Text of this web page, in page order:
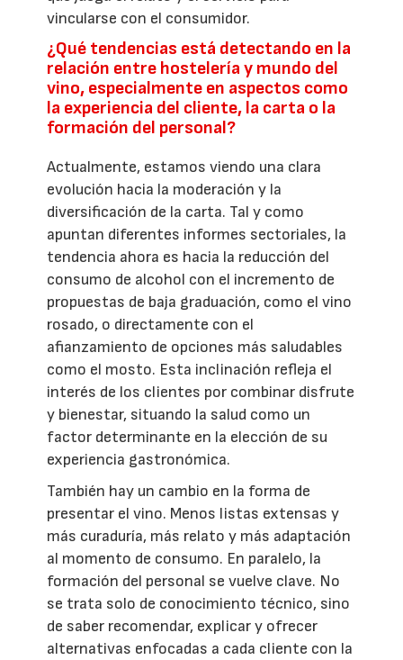
vincularse con el consumidor.
¿Qué tendencias está detectando en la
relación entre hostelería y mundo del
vino, especialmente en aspectos como
la experiencia del cliente, la carta o la
formación del personal?
Actualmente, estamos viendo una clara
evolución hacia la moderación y la
diversificación de la carta. Tal y como
apuntan diferentes informes sectoriales, la
tendencia ahora es hacia la reducción del
consumo de alcohol con el incremento de
propuestas de baja graduación, como el vino
rosado, o directamente con el
afianzamiento de opciones más saludables
como el mosto. Esta inclinación refleja el
interés de los clientes por combinar disfrute
y bienestar, situando la salud como un
factor determinante en la elección de su
experiencia gastronómica.
También hay un cambio en la forma de
presentar el vino. Menos listas extensas y
más curaduría, más relato y más adaptación
al momento de consumo. En paralelo, la
formación del personal se vuelve clave. No
se trata solo de conocimiento técnico, sino
de saber recomendar, explicar y ofrecer
alternativas enfocadas a cada cliente con la